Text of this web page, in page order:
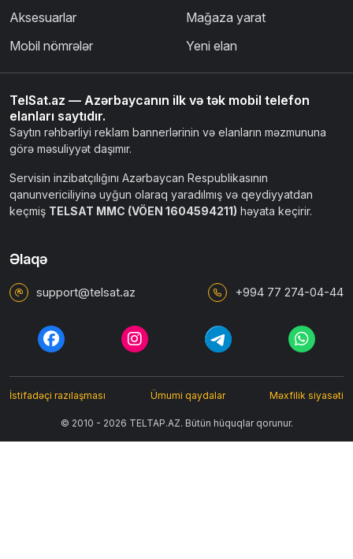
Aksesuarlar
Mobil nömrələr
Mağaza yarat
Yeni elan
TelSat.az — Azərbaycanın ilk və tək mobil telefon
elanları saytıdır.
Saytın rəhbərliyi reklam bannerlərinin və elanların məzmununa
görə məsuliyyət daşımır.
Servisin inzibatçılığını Azərbaycan Respublikasının
qanunvericiliyinə uyğun olaraq yaradılmış və qeydiyyatdan
keçmiş TELSAT MMC (VÖEN 1604594211) həyata keçirir.
Əlaqə
support@telsat.az +994 77 274-04-44
© 2010 - 2026 TELTAP.AZ. Bütün hüquqlar qorunur.
İstifadəçi razılaşması Ümumi qaydalar Məxfilik siyasəti